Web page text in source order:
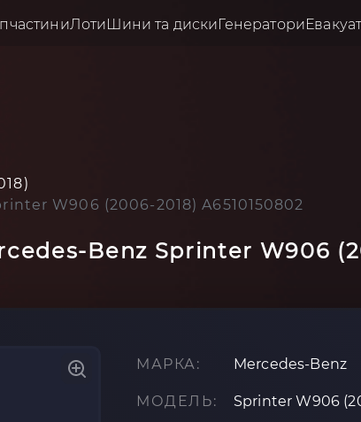
ЛотиШини та дискиГенератори
W906 (2006-2018) A6510150802
Benz Sprinter W906
МАРКА: Mercedes-Benz
МОДЕЛЬ: Sprinter W906